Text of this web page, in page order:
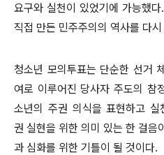
요구와 실천이 있었기에 가능했
직접 만든 민주주의의 역사를 다
청소년 모의투표는 단순한 선거
여로 이루어진 당사자 주도의 참
소년의 주권 의식을 표현하고
권 실현을 위한 의미 있는 한 걸음
과 심화를 위한 기틀이 될 것이다.